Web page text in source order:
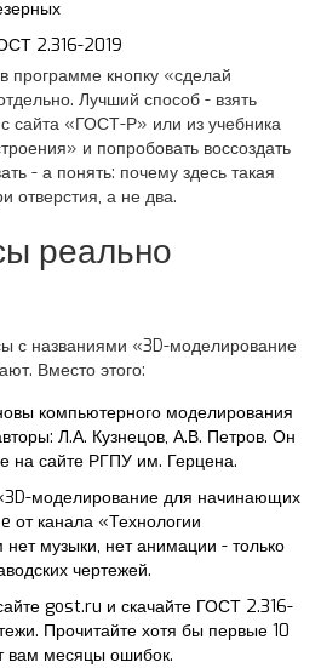
2.316-2019
программе кнопку «сделай
Лучший способ - взять
сайта «ГОСТ-Р» или из учебника
и попробовать воссоздать
- а понять: почему здесь такая
отверстия, а не два.
реально
с названиями «3D-моделирование
Вместо этого:
компьютерного моделирования
Л.А. Кузнецов, А.В. Петров. Он
на сайте РГПУ им. Герцена.
моделирование для начинающих
от канала «Технологии
музыки, нет анимации - только
чертежей.
gost.ru и скачайте ГОСТ 2.316-
Прочитайте хотя бы первые 10
вам месяцы ошибок.